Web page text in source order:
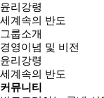
윤리강령
세계속의 반도
그룹소개
경영이념 및 비전
윤리강령
세계속의 반도
커뮤니티